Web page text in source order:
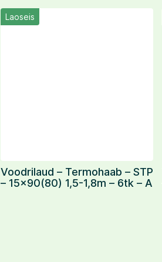
Laoseis
Voodrilaud – Termohaab – STP
– 15×90(80) 1,5-1,8m – 6tk – A